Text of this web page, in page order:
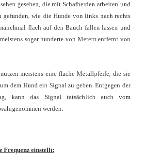
gesehen, diemit Schafherden arbeiten und
gefunden, wie die Hunde von links nach rechts
flach auf den Bauch fallen lassen und
sogar hunderte von Metern entfernt von
meistens eine flache Metallpfeife, die sie
dem Hund ein Signal zu geben. Entgegen der
kann das Signal tatsächlich auch vom
wahrgenommen werden.
Frequenz einstellt: